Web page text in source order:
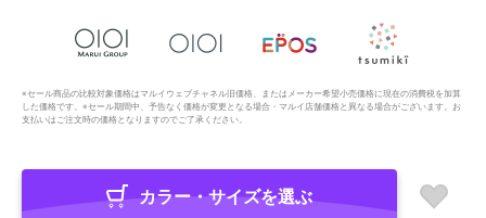
※セール商品の比較対象価格はマルイウェブチャネル旧価格、またはメーカー希望小売価格に現在の消費税を加算
した価格です。※セール期間中、予告なく価格が変更となる場合・マルイ店舗価格と異なる場合がございます。お
支払いはご注文時の価格となりますのでご了承ください。
Copyright All Rights Reserved. MARUI Co., Ltd
カラー・サイズを選ぶ